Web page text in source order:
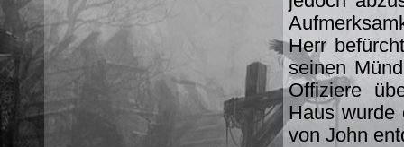
Herr
seinen
Offiziere
Haus wurde
von John